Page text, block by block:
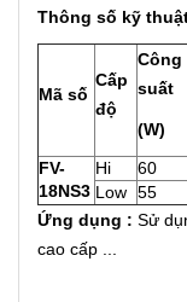
Thông số kỹ
Mã số
Cấp
độ
Công
suất
(W)
FV-
18NS3
Hi 60
Low 55
Ứng dụng : Sử
cao cấp ...